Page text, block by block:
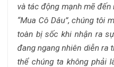
và tác động mạnh mẽ
“Mua Cô Dâu”, chúng tôi
toàn bị sốc khi nhận ra
đang ngang nhiên diễn ra
thể chúng ta không phải